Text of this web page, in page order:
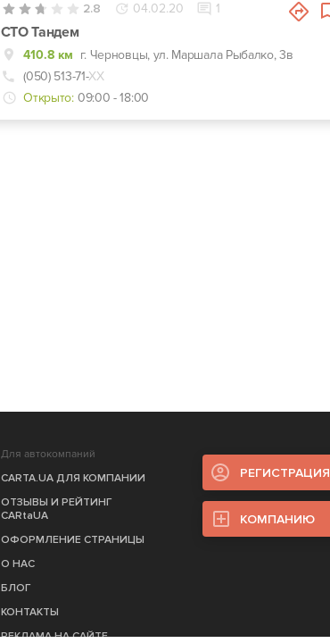
2.8 04.02.20 1
СТО Тандем
410.8 км г. Черновцы, ул. Маршала Рыбалко, 3в
(050) 513-71-ХХ
Открыто: 09:00 - 18:00
Для автокомпаний
CARTA.UA ДЛЯ КОМПАНИИ
ОТЗЫВЫ И РЕЙТИНГ
CARtaUA
ОФОРМЛЕНИЕ СТРАНИЦЫ
О НАС
БЛОГ
КОНТАКТЫ
РЕКЛАМА НА САЙТЕ
РЕГИСТРАЦИЯ
КОМПАНИЮ